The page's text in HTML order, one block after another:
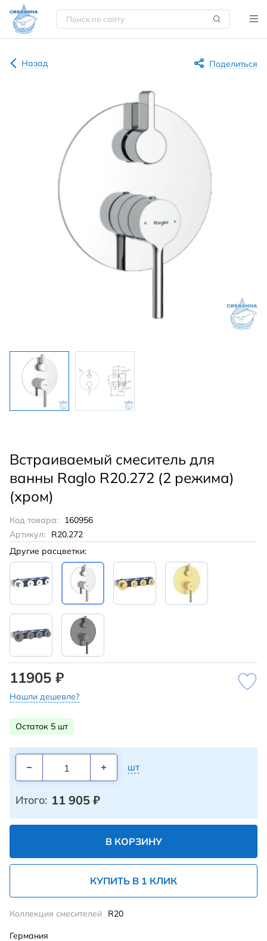
Назад Поделиться
Встраиваемый смеситель для
ванны Raglo R20.272 (2 режима)
(хром)
Код товара:
160956
Артикул:
R20.272
Другие расцветки:
11905 ₽
Нашли дешевле?
Остаток 5 шт
шт
Итого: 11 905 ₽
В КОРЗИНУ
КУПИТЬ В 1 КЛИК
Коллекция смесителей R20
Германия